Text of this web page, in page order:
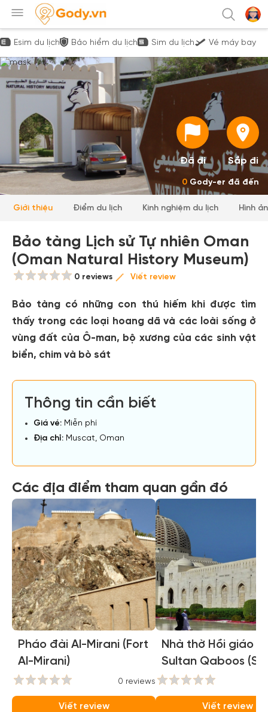
Esim du lịch Bảo hiểm du lịch Sim du lịch Vé máy bay
Đã đi Sắp đi
0 Gody-er đã đến
Giới thiệu Điểm du lịch Kinh nghiệm du lịch Hình
Bảo tàng Lịch sử Tự nhiên Oman
(Oman Natural History Museum)
0 reviews Viết review
Bảo tàng có những con thú hiếm khi được tìm
thấy trong các loại hoang dã và các loài sống ở
vùng đất của Ô-man, bộ xương của các sinh vật
biển, chim và bò sát
Thông tin cần biết
Giá vé: Miễn phí
Địa chỉ: Muscat, Oman
Các địa điểm tham quan gần đó
Pháo đài Al-Mirani (Fort
Al-Mirani)
0 reviews
Viết review
Nhà thờ Hồi giáo
Sultan Qaboos
Qaboos Grand
Mosque)
Viết review